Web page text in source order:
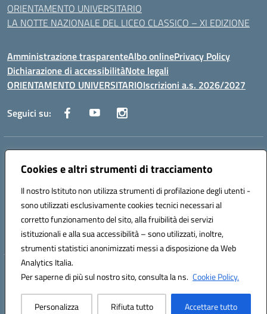
Cookies e altri strumenti di tracciamento
Il nostro Istituto non utilizza strumenti di profilazione degli utenti -
sono utilizzati esclusivamente cookies tecnici necessari al
corretto funzionamento del sito, alla fruibilità dei servizi
istituzionali e alla sua accessibilità – sono utilizzati, inoltre,
strumenti statistici anonimizzati messi a disposizione da Web
Analytics Italia.
Per saperne di più sul nostro sito, consulta la ns. Cookie Policy.
Personalizza Rifiuta tutto Accettare tutto
ORIENTAMENTO UNIVERSITARIO
LA NOTTE NAZIONALE DEL LICEO CLASSICO – XI EDIZIONE
Amministrazione trasparenteAlbo onlinePrivacy Policy
Dichiarazione di accessibilitàNote legali
ORIENTAMENTO UNIVERSITARIOIscrizioni a.s. 2026/2027
Seguici su:
Indirizzo:
Centralino:0882 331218 Email:fgps210002@istruzione.it
Codice fiscale: 93071630714
Codice meccanografico:
FGPS210002
Codice unico di fatturazione (CUF): UF7W9K
Hosting & Powered by 3D Solution S.r.l.
Concept & Design by Designers Italia